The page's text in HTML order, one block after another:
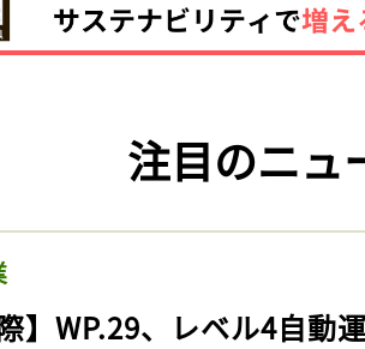
注目のニュ
際】WP.29、レベル4自動